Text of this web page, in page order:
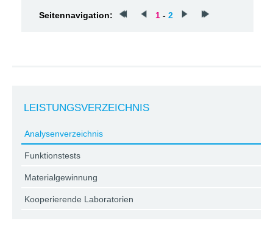
Seitennavigation: 1 - 2
LEISTUNGSVERZEICHNIS
Analysenverzeichnis
Funktionstests
Materialgewinnung
Kooperierende Laboratorien